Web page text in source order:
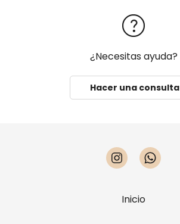
¿Necesitas ayuda?
Hacer una consulta
Inicio